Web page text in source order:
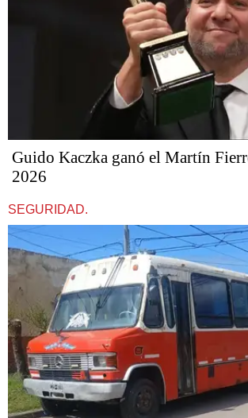
Guido Kaczka ganó el Martín
2026
SEGURIDAD.